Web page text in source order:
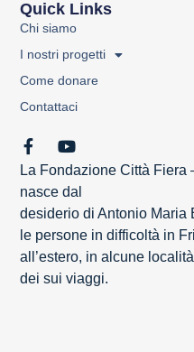
La Fondazione Città Fiera
nasce dal
desiderio di Antonio Maria
le persone in difficoltà in
all’estero, in alcune
dei sui viaggi.
Quick Links
Chi siamo
I nostri progetti
Come donare
Contattaci